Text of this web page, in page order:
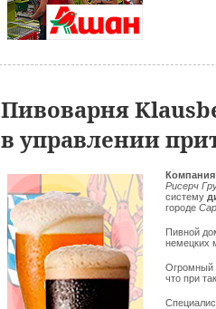
Пивоварня
в управлении
Компания
Рисерч
систему
городе
Пивной
немецких
Огромный
что при